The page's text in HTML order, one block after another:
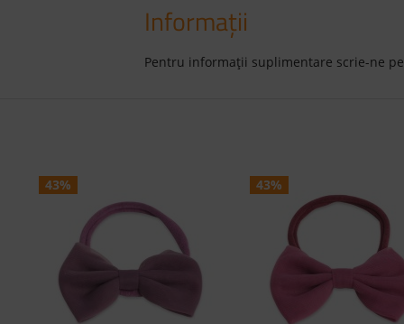
Informaţii
Pentru informaţii suplimentare scrie-ne pe
43% 43%